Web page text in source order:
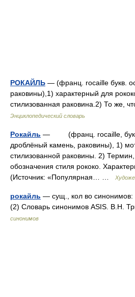
РОКАЙЛЬ — (франц. rocaille букв.
раковины),1) характерный для
стилизованная раковина.2) То же,
Энциклопедический словарь
Рокайль — (франц. rocaille,
дроблёный камень, раковины), 1)
стилизованной раковины. 2)
обозначения стиля рококо.
(Источник: «Популярная… …
рокайль — сущ., кол во синонимов:
(2) Словарь синонимов ASIS. В.Н.
синонимов